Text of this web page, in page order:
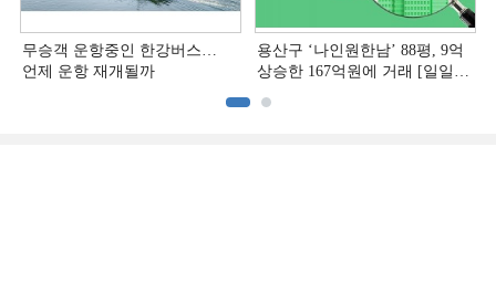
무승객 운항중인 한강버스…
언제 운항 재개될까
용산구 ‘나인원한남’ 88평, 9억
상승한 167억원에 거래 [일일